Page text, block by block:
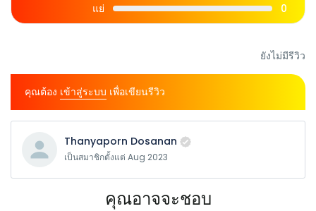
แย่
0
ยังไม่มีรีวิว
คุณต้อง เข้าสู่ระบบ เพื่อเขียนรีวิว
Thanyaporn Dosanan
เป็นสมาชิกตั้งแต่ Aug 2023
คุณอาจจะชอบ